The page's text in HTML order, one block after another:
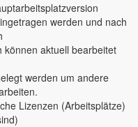
werden und nach
können aktuell bearbeitet
werden um andere
Lizenzen (Arbeitsplätze)